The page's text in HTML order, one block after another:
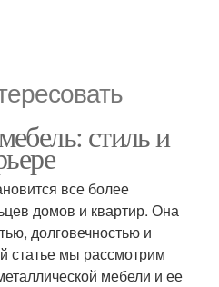
стиль и
все более
домов и квартир. Она
долговечностью и
статье мы рассмотрим
мебели и ее